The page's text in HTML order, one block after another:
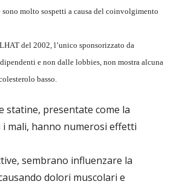
molto sospetti a causa del coinvolgimento
del 2002, l’unico sponsorizzato da
e non dalle lobbies, non mostra alcuna
basso.
statine, presentate come la
mali, hanno numerosi effetti
sembrano influenzare la
dolori muscolari e